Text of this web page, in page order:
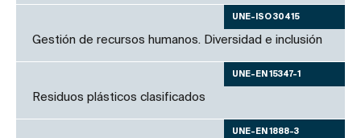
UNE-ISO 30415
Gestión de recursos humanos. Diversidad e inclusión
UNE-EN 15347-1
Residuos plásticos clasificados
UNE-EN 1888-3